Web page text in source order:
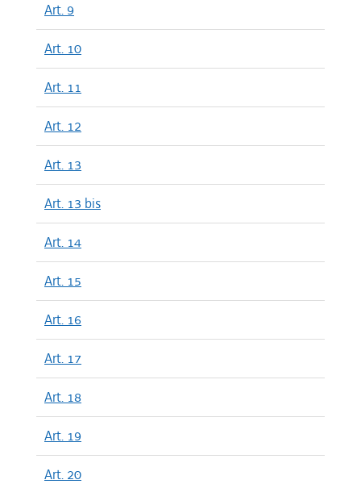
Art. 9
Art. 10
Art. 11
Art. 12
Art. 13
Art. 13 bis
Art. 14
Art. 15
Art. 16
Art. 17
Art. 18
Art. 19
Art. 20